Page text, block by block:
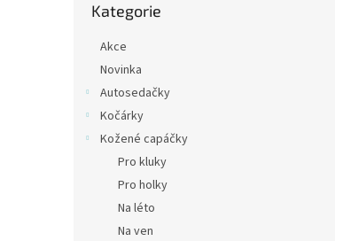
kategorie
Kategorie
Akce
Novinka
Autosedačky
Kočárky
Kožené capáčky
Pro kluky
Pro holky
Na léto
Na ven